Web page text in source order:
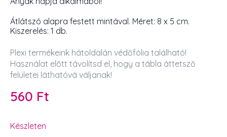
Átlátszó alapra festett mintával. Méret: 8 x 5 cm.
Kiszerelés: 1 db.
Plexi termékeink hátoldalán védőfólia található!
Használat előtt távolítsd el, hogy a tábla áttetsző
felületei láthatóvá váljanak!
560 Ft
Készleten